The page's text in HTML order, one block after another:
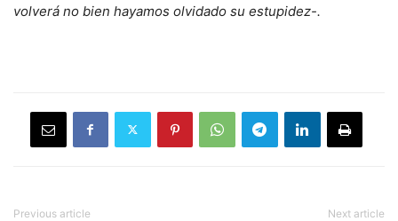
volverá no bien hayamos olvidado su estupidez-.
Previous article Next article